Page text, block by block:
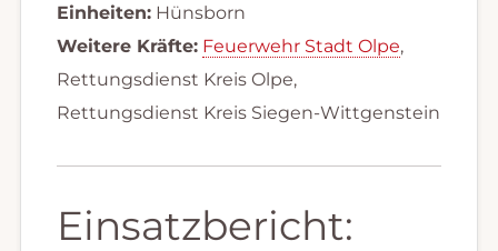
Einheiten:Hünsborn
Weitere Kräfte: Feuerwehr Stadt Olpe,
Rettungsdienst Kreis Olpe,
Rettungsdienst Kreis Siegen-Wittgenstein
Einsatzbericht: